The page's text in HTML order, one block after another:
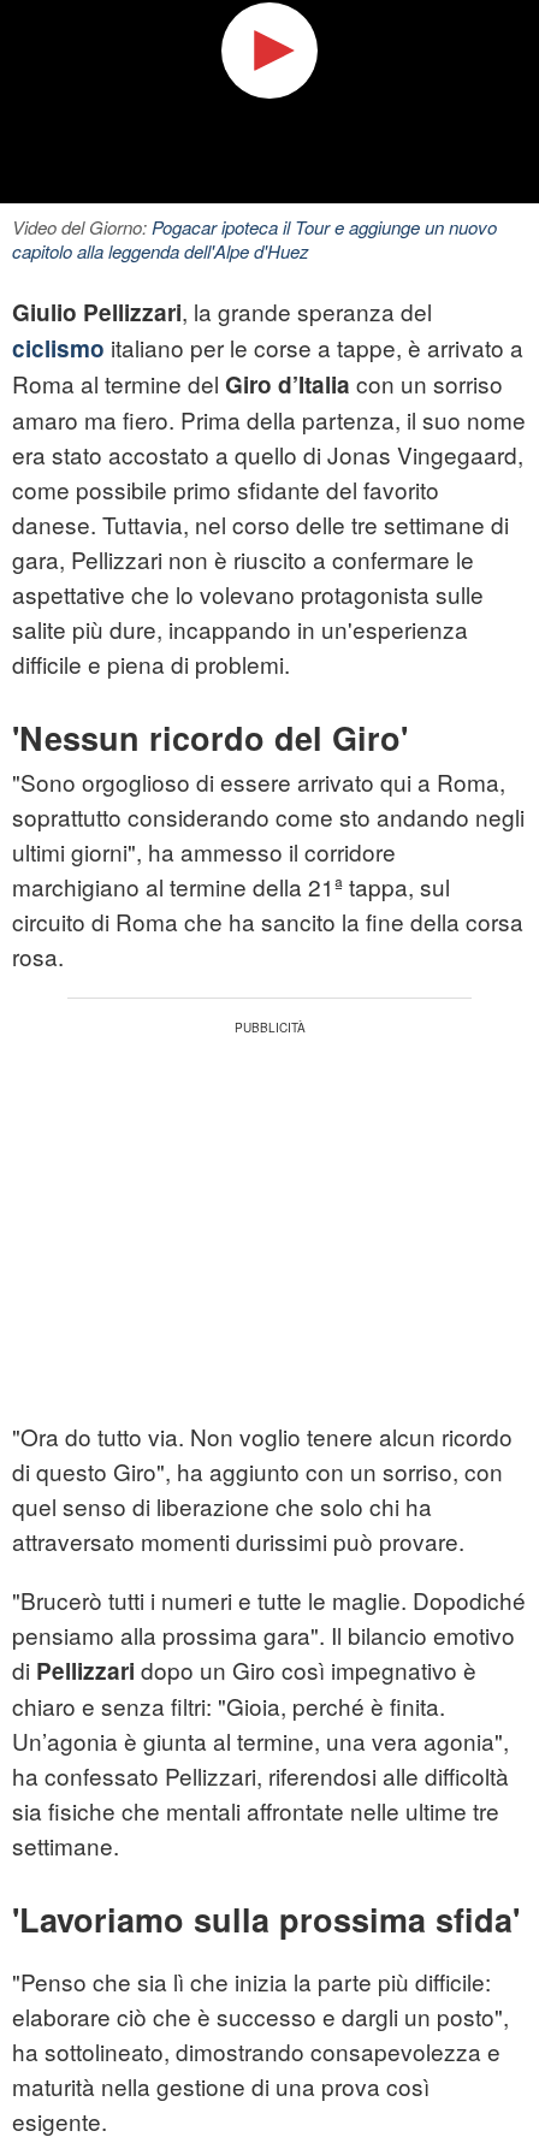
Video del Giorno:Pogacar ipoteca il Tour e aggiunge un nuovo
capitolo alla leggenda dell'Alpe d'Huez
Giulio Pellizzari, la grande speranza del
ciclismo italiano per le corse a tappe, è arrivato a
Roma al termine del Giro d’Italia con un sorriso
amaro ma fiero. Prima della partenza, il suo nome
era stato accostato a quello di Jonas Vingegaard,
come possibile primo sfidante del favorito
danese. Tuttavia, nel corso delle tre settimane di
gara, Pellizzari non è riuscito a confermare le
aspettative che lo volevano protagonista sulle
salite più dure, incappando in un'esperienza
difficile e piena di problemi.
'Nessun ricordo del Giro'
"Sono orgoglioso di essere arrivato qui a Roma,
soprattutto considerando come sto andando negli
ultimi giorni", ha ammesso il corridore
marchigiano al termine della 21ª tappa, sul
circuito di Roma che ha sancito la fine della corsa
rosa.
"Ora do tutto via. Non voglio tenere alcun ricordo
di questo Giro", ha aggiunto con un sorriso, con
quel senso di liberazione che solo chi ha
attraversato momenti durissimi può provare.
"Brucerò tutti i numeri e tutte le maglie. Dopodiché
pensiamo alla prossima gara". Il bilancio emotivo
di Pellizzari dopo un Giro così impegnativo è
chiaro e senza filtri: "Gioia, perché è finita.
Un’agonia è giunta al termine, una vera agonia",
ha confessato Pellizzari, riferendosi alle difficoltà
sia fisiche che mentali affrontate nelle ultime tre
settimane.
'Lavoriamo sulla prossima sfida'
"Penso che sia lì che inizia la parte più difficile:
elaborare ciò che è successo e dargli un posto",
ha sottolineato, dimostrando consapevolezza e
maturità nella gestione di una prova così
esigente.